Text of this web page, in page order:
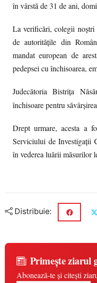
în vârstă de 31 de ani,
La verificări, colegii noștri
de autoritățile din
mandat european de
pedepsei cu închisoarea,
Judecătoria Bistrița
închisoare pentru săvârșirea
Drept urmare, acesta a
Serviciului de Investigații
în vederea luării măsurilor
Distribuie:
Primește ziarul
Abonează-te și citești